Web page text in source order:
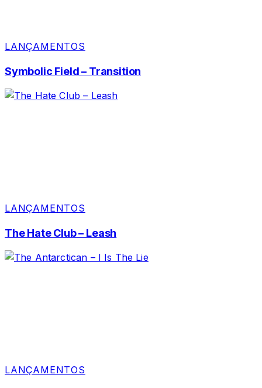
LANÇAMENTOS
Symbolic Field – Transition
LANÇAMENTOS
The Hate Club – Leash
LANÇAMENTOS